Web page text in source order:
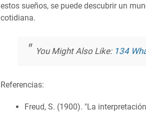
estos sueños, se puede descubrir un
cotidiana.
You Might Also Like: 134
Referencias:
Freud, S. (1900). "La